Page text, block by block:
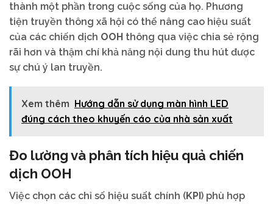
thành một phần trong cuộc sống của họ. Phương
tiện truyền thông xã hội có thể nâng cao hiệu suất
của các chiến dịch OOH thông qua việc chia sẻ rộng
rãi hơn và thậm chí khả năng nội dung thu hút được
sự chú ý lan truyền.
Xem thêm Hướng dẫn sử dụng màn hình LED
đúng cách theo khuyến cáo của nhà sản xuất
Đo lường và phân tích hiệu quả chiến
dịch OOH
Việc chọn các chỉ số hiệu suất chính (KPI) phù hợp